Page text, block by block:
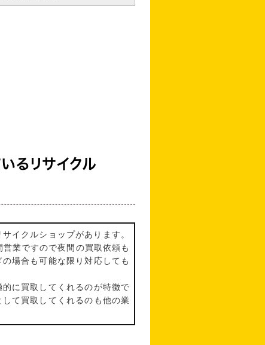
るリサイクル
イクルショップがあります。
業ですので夜間の買取依頼も
場合も可能な限り対応しても
に買取してくれるのが特徴で
て買取してくれるのも他の業